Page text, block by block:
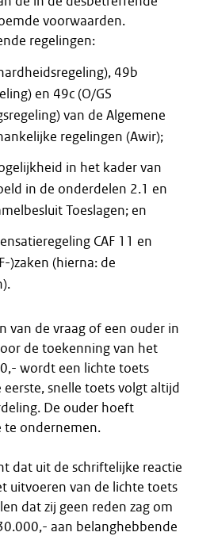
voorwaarden.
regelingen:
49b
en 49c (O/GS
van de Algemene
regelingen (Awir);
in het kader van
in de onderdelen 2.1 en
Toeslagen; en
CAF 11 en
)zaken (hierna: de
van de vraag of een ouder in
de toekenning van het
wordt een lichte toets
eerste, snelle toets volgt altijd
De ouder hoeft
te ondernemen.
dat uit de schriftelijke reactie
uitvoeren van de lichte toets
dat zij geen reden zag om
aan belanghebbende